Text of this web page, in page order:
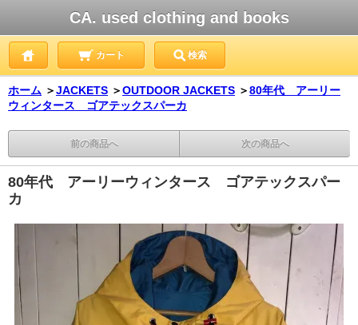
CA. used clothing and books
カート 検索
ホーム ＞JACKETS ＞OUTDOOR JACKETS ＞80年代 アーリー
ウィンタース ゴアテックスパーカ
前の商品へ 次の商品へ
80年代 アーリーウィンタース ゴアテックスパー
カ